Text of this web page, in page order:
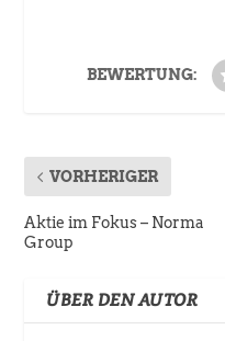
BEWERTUNG:
VORHERIGER
Aktie im Fokus – Norma
Group
ÜBER DEN AUTOR